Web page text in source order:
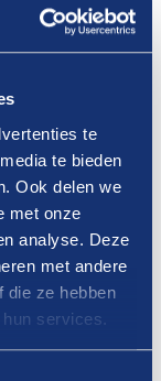
te
te bieden
Ook delen we
met onze
analyse. Deze
met andere
die ze hebben
services.
wel